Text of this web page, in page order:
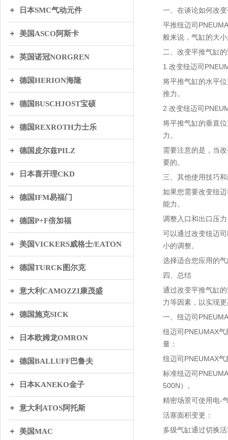
日本SMC气动元件
美国ASCO阿斯卡
英国诺冠NORGREN
德国HERION海隆
德国BUSCHJOST宝硕
德国REXROTH力士乐
德国皮尔兹PILZ
日本喜开理CKD
德国IFM易福门
德国P+F倍加福
美国VICKERS威格士/EATON
德国TURCK图尔克
意大利CAMOZZI康茂盛
德国施克SICK
日本欧姆龙OMRON
德国BALLUFF巴鲁夫
日本KANEKO金子
意大利ATOS阿托斯
美国MAC
一、在谈论如何改
平推纽迈司
般来说，气缸的大
二、改变平推气缸
1.改变纽迈司
将平推气缸的水平
推力。
2.改变纽迈司
将平推气缸的垂直
力。
需要注意的是，当
要的。
三、其他使用技巧
如果您需要改变纽
能力。
调整入口和出口压力
可以通过改变纽迈
小的调整。
选择适合您应用的
四、总结
通过改变平推气缸
力等因素，以实现
一、纽迈司
纽迈司PNEUMAX
量：
纽迈司PNEUMAX
标准纽迈司
500N）。
精密场景可使用电-
活塞面积变更：
多级气缸通过切换